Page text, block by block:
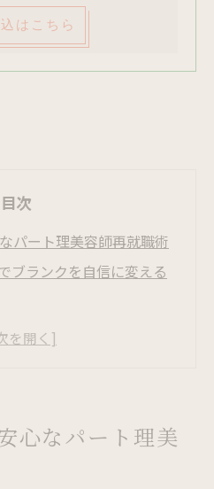
はこちら
目次
パート理美容師再就職術
ブランクを自信に変える
パート理美容師の準備
就職で役立つ面接ポイン
心なパート理美